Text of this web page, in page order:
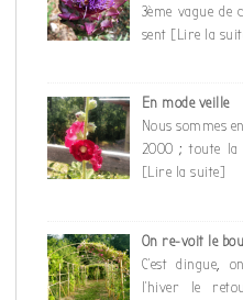
3ème vague de
sent [Lire la
En mode veille
Nous sommes
2000 ; toute la
[Lire la suite]
On re-voit le
C’est dingue,
l’hiver le